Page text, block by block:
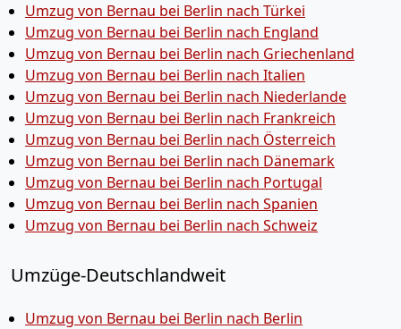
Umzug von Bernau bei Berlin nach Türkei
Umzug von Bernau bei Berlin nach England
Umzug von Bernau bei Berlin nach Griechenland
Umzug von Bernau bei Berlin nach Italien
Umzug von Bernau bei Berlin nach Niederlande
Umzug von Bernau bei Berlin nach Frankreich
Umzug von Bernau bei Berlin nach Österreich
Umzug von Bernau bei Berlin nach Dänemark
Umzug von Bernau bei Berlin nach Portugal
Umzug von Bernau bei Berlin nach Spanien
Umzug von Bernau bei Berlin nach Schweiz
Umzüge-Deutschlandweit
Umzug von Bernau bei Berlin nach Berlin